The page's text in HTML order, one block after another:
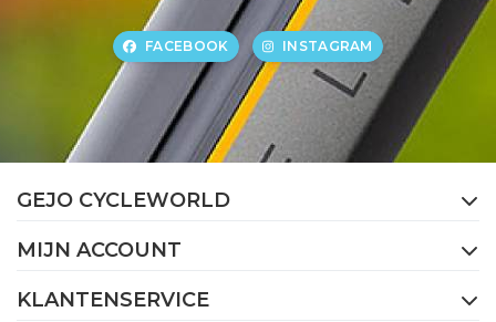
FACEBOOK INSTAGRAM
GEJO CYCLEWORLD
MIJN ACCOUNT
KLANTENSERVICE